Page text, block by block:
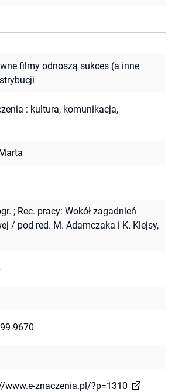
filmy odnoszą sukces (a inne
: kultura, komunikacja,
; Rec. pracy: Wokół zagadnień
/ pod red. M. Adamczaka i K. Klejsy,
9670
www.e-znaczenia.pl/?p=1310